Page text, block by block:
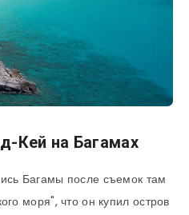
Кей на Багамах
Багамы после съемок там
моря", что он купил остров